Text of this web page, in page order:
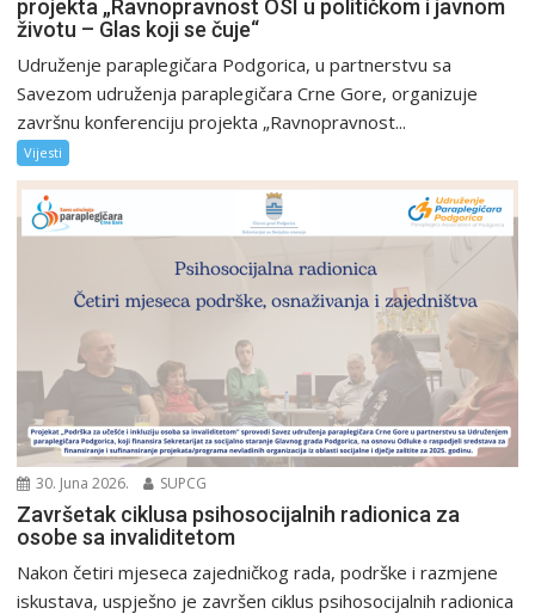
projekta „Ravnopravnost OSI u političkom i javnom
životu – Glas koji se čuje“
Udruženje paraplegičara Podgorica, u partnerstvu sa
Savezom udruženja paraplegičara Crne Gore, organizuje
završnu konferenciju projekta „Ravnopravnost...
Vijesti
30. Juna 2026. SUPCG
Završetak ciklusa psihosocijalnih radionica za
osobe sa invaliditetom
Nakon četiri mjeseca zajedničkog rada, podrške i razmjene
iskustava, uspješno je završen ciklus psihosocijalnih radionica